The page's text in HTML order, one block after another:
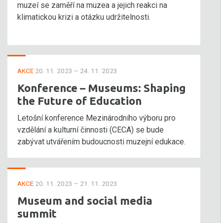
muzeí se zaměří na muzea a jejich reakci na
klimatickou krizi a otázku udržitelnosti.
AKCE 20. 11. 2023 – 24. 11. 2023
Konference – Museums: Shaping
the Future of Education
Letošní konference Mezinárodního výboru pro
vzdělání a kulturní činnosti (CECA) se bude
zabývat utvářením budoucnosti muzejní edukace.
AKCE 20. 11. 2023 – 21. 11. 2023
Museum and social media
summit